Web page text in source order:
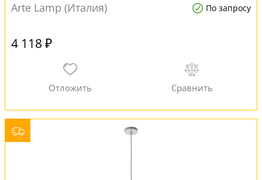
Arte Lamp (Италия)
По запросу
4 118 ₽